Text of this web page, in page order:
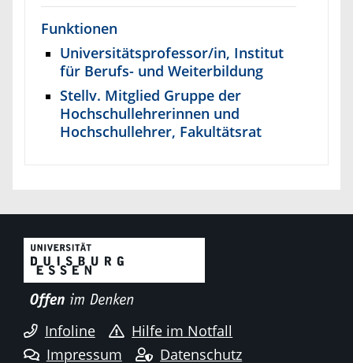
Funktionen
Universitätsprofessor/in, Institut
für Berufs- und Weiterbildung
Stellv. Mitglied Gruppe der
Hochschullehrerinnen und
Hochschullehrer, Fakultätsrat
Infoline
Hilfe im Notfall
Impressum
Datenschutz